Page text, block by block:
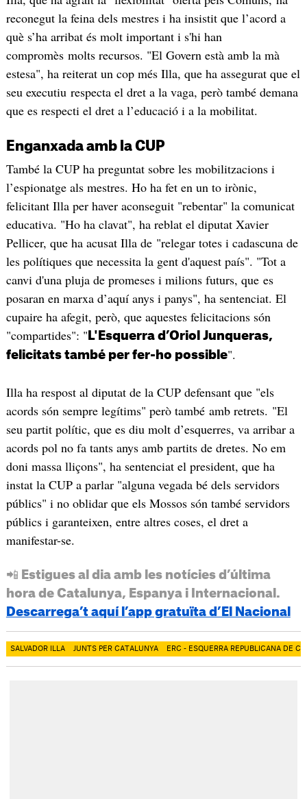
reconegut la feina dels mestres i ha insistit que l’acord a
què s’ha arribat és molt important i s'hi han
compromès molts recursos. "El Govern està amb la mà
estesa", ha reiterat un cop més Illa, que ha assegurat que el
seu executiu respecta el dret a la vaga, però també demana
que es respecti el dret a l’educació i a la mobilitat.
Enganxada amb la CUP
També la CUP ha preguntat sobre les mobilitzacions i
l’espionatge als mestres. Ho ha fet en un to irònic,
felicitant Illa per haver aconseguit "rebentar" la comunicat
educativa. "Ho ha clavat", ha reblat el diputat Xavier
Pellicer, que ha acusat Illa de "relegar totes i cadascuna de
les polítiques que necessita la gent d'aquest país". "Tot a
canvi d'una pluja de promeses i milions futurs, que es
posaran en marxa d’aquí anys i panys", ha sentenciat. El
cupaire ha afegit, però, que aquestes felicitacions són
"compartides": " L'Esquerra d’Oriol Junqueras,
felicitats també per fer-ho possible".
Illa ha respost al diputat de la CUP defensant que "els
acords són sempre legítims" però també amb retrets. "El
seu partit polític, que es diu molt d’esquerres, va arribar a
acords pol no fa tants anys amb partits de dretes. No em
doni massa lliçons", ha sentenciat el president, que ha
instat la CUP a parlar "alguna vegada bé dels servidors
públics" i no oblidar que els Mossos són també servidors
públics i garanteixen, entre altres coses, el dret a
manifestar-se.
📲 Estigues al dia amb les notícies d’última
hora de Catalunya, Espanya i Internacional.
Descarrega’t aquí l’app gratuïta d’El Nacional
SALVADOR ILLA JUNTS PER CATALUNYA ERC - ESQUERRA REPUBLICANA DE